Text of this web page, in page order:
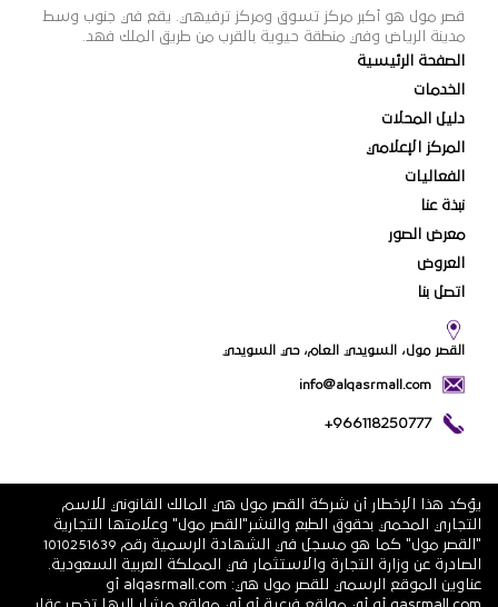
قصر مول هو أكبر مركز تسوق ومركز ترفيهي. يقع في جنوب وسط
مدينة الرياض وفي منطقة حيوية بالقرب من طريق الملك فهد.
الصفحة الرئيسية
الخدمات
دليل المحلات
المركز الإعلامي
الفعاليات
نبذة عنا
معرض الصور
العروض
اتصل بنا
القصر مول، السويدي العام، حي السويدي
info@alqasrmall.com
+966118250777
يؤكد هذا الإخطار أن شركة القصر مول هي المالك القانوني للاسم
التجاري المحمي بحقوق الطبع والنشر"القصر مول" وعلامتها التجارية
"القصر مول" كما هو مسجل في الشهادة الرسمية رقم 1010251639
الصادرة عن وزارة التجارة والاستثمار في المملكة العربية السعودية.
عناوين الموقع الرسمي للقصر مول هي: alqasrmall.com أو